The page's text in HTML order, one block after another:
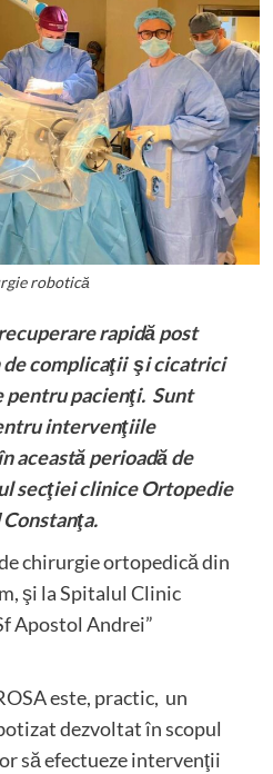
robotică
rapidă post
complicaţii şi cicatrici
pentru pacienţi. Sunt
intervenţiile
această perioadă de
secţiei clinice Ortopedie
chirurgie ortopedică din
şi la Spitalul Clinic
Apostol Andrei”
este, practic, un
dezvoltat în scopul
să efectueze intervenţii